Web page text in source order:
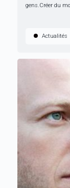
gens.Créer du
Actualités